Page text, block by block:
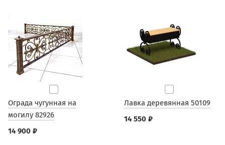
Ограда чугунная на
могилу 82926
14 900 ₽
Лавка деревянная 50109
14 550 ₽